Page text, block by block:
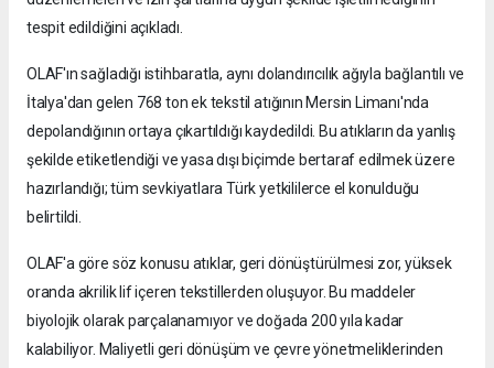
tespit edildiğini açıkladı.
OLAF'ın sağladığı istihbaratla, aynı dolandırıcılık ağıyla bağlantılı ve
İtalya'dan gelen 768 ton ek tekstil atığının Mersin Limanı'nda
depolandığının ortaya çıkartıldığı kaydedildi. Bu atıkların da yanlış
şekilde etiketlendiği ve yasa dışı biçimde bertaraf edilmek üzere
hazırlandığı; tüm sevkiyatlara Türk yetkililerce el konulduğu
belirtildi.
OLAF'a göre söz konusu atıklar, geri dönüştürülmesi zor, yüksek
oranda akrilik lif içeren tekstillerden oluşuyor. Bu maddeler
biyolojik olarak parçalanamıyor ve doğada 200 yıla kadar
kalabiliyor. Maliyetli geri dönüşüm ve çevre yönetmeliklerinden